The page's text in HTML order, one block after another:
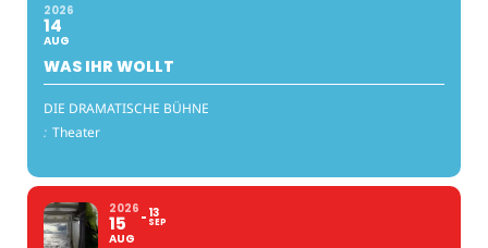
2026
14
AUG
WAS IHR WOLLT
DIE DRAMATISCHE BÜHNE
: Theater
2026
15
AUG
13
SEP